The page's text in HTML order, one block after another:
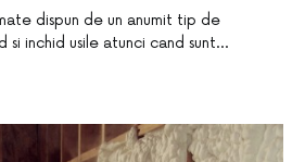
dispun de un anumit tip de
si inchid usile atunci cand sunt…